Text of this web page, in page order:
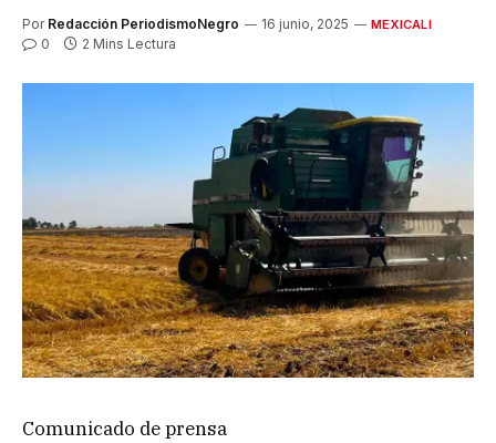
Por Redacción PeriodismoNegro 16 junio, 2025 MEXICALI
0 2 Mins Lectura
Comunicado de prensa